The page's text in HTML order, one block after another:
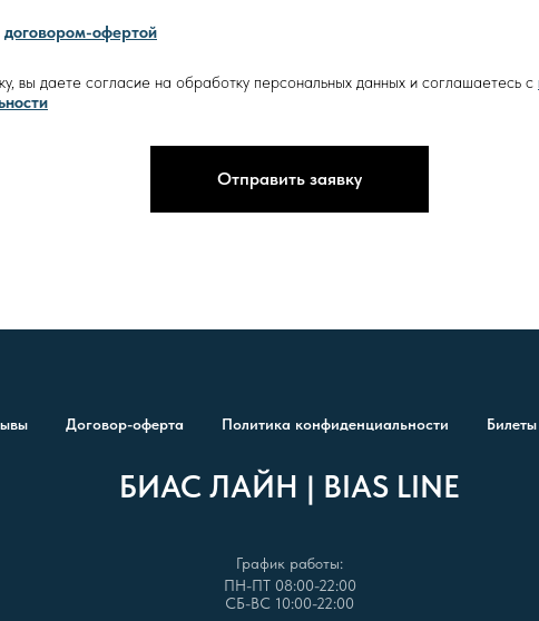
договором-офертой
вы даете согласие на обработку персональных данных и соглашаетесь с
Отправить заявку
Договор-оферта Политика конфиденциальности
БИАС ЛАЙН | BIAS LINE
График работы:
ПН-ПТ 08:00-22:00
СБ-ВС 10:00-22:00